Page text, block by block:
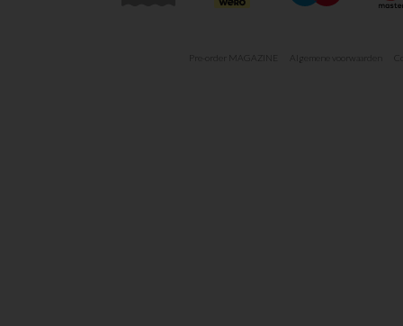
Pre-order MAGAZINE Algemene voorwaarden